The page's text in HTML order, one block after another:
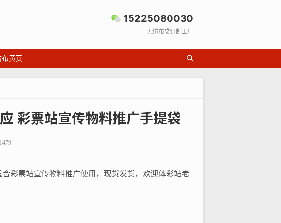
15225080030
无纺布袋订制工厂
布黄页
彩票站宣传物料推广手提袋
1479
彩票站宣传物料推广使用，现货发货，欢迎体彩站老